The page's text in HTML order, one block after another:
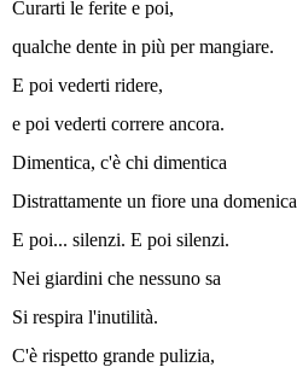
Curarti le ferite e poi,
qualche dente in più per mangiare.
E poi vederti ridere,
e poi vederti correre ancora.
Dimentica, c'è chi dimentica
Distrattamente un fiore una domenica
E poi... silenzi. E poi silenzi.
Nei giardini che nessuno sa
Si respira l'inutilità.
C'è rispetto grande pulizia,